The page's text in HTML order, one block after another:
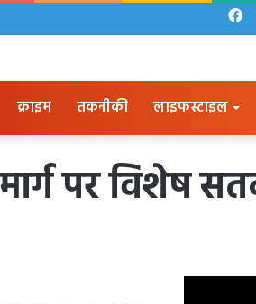
क्राइम तकनीकी लाइफस्टाइल
पर विशेष